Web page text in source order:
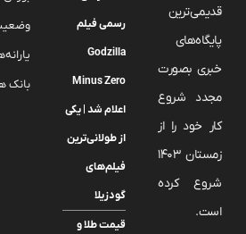
قدیمی‌ترین
پایگاه‌های
خبری بصورت
مجدد شروع
کار خود را از
زمستان 1403
شروع کرده
است.
رسمی فیلم
Godzilla
Minus Zero
اعلام شد |‌ یکی
از طولانی‌ترین
فیلم‌های
گودزیلا
قیمت طلا و
بانک